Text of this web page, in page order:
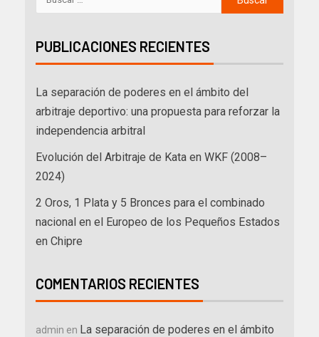
PUBLICACIONES RECIENTES
La separación de poderes en el ámbito del
arbitraje deportivo: una propuesta para reforzar la
independencia arbitral
Evolución del Arbitraje de Kata en WKF (2008–
2024)
2 Oros, 1 Plata y 5 Bronces para el combinado
nacional en el Europeo de los Pequeños Estados
en Chipre
COMENTARIOS RECIENTES
admin en La separación de poderes en el ámbito